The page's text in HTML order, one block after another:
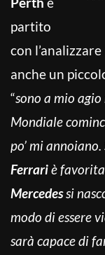
partito
con
anche un
“sono a mio
Mondiale
po’ mi
Ferrariè
Mercedessi
modo di essere
sarà capace di